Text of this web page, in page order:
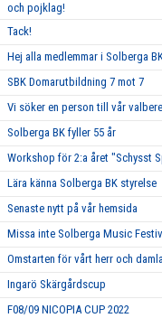
och pojklag!
Tack!
Hej alla medlemmar i Solberga
SBK Domarutbildning 7 mot 7
Vi söker en person till vår
Solberga BK fyller 55 år
Workshop för 2:a året "Schysst
Lära känna Solberga BK styrelse
Senaste nytt på vår hemsida
Missa inte Solberga Music
Omstarten för vårt herr och
Ingarö Skärgårdscup
F08/09 NICOPIA CUP 2022